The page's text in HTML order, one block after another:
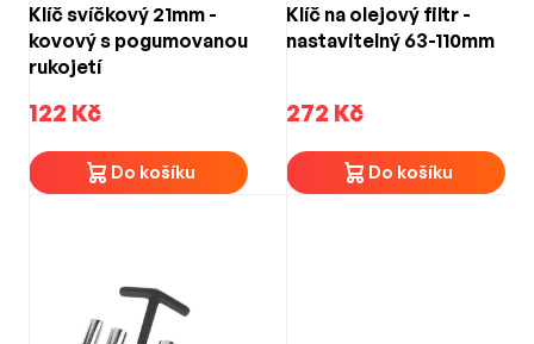
Klíč svíčkový 21mm -
kovový s pogumovanou
rukojetí
122 Kč
Do košíku
Klíč na olejový filtr -
nastavitelný 63-110mm
272 Kč
Do košíku